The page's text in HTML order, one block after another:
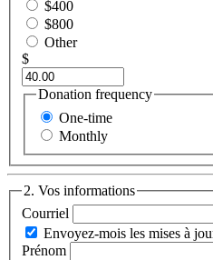
$400
$800
Other
$
Donation frequency
One-time
Monthly
2. Vos informations
Courriel
Envoyez-mois les mises à
Prénom